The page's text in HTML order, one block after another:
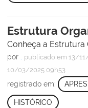
Estrutura
Conheça a
por publicado em 13/
10/03/2025 09h53
registrado em:
HISTÓRICO